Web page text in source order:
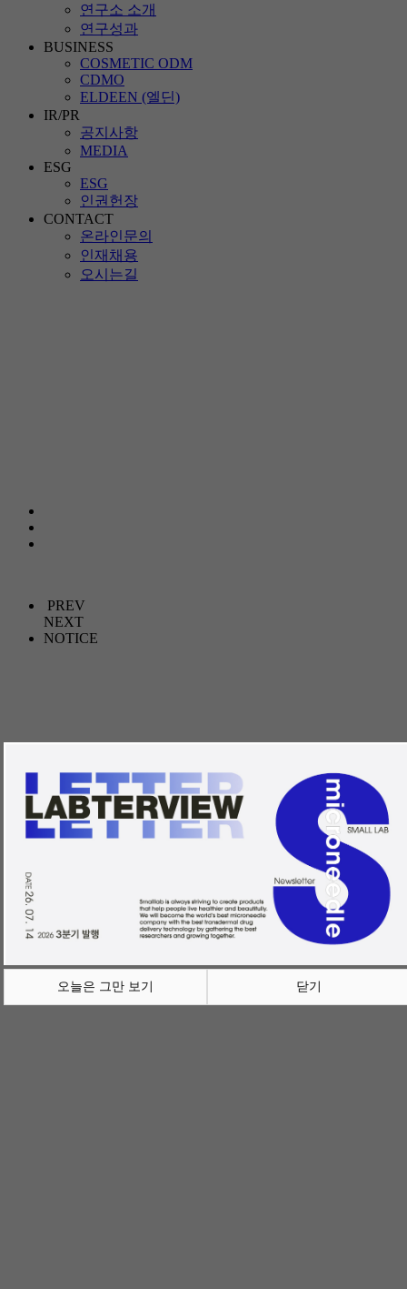
오늘은 그만 보기 닫기
연구소 소개
연구성과
BUSINESS
COSMETIC ODM
CDMO
ELDEEN (엘딘)
IR/PR
공지사항
MEDIA
ESG
ESG
인권헌장
CONTACT
온라인문의
인재채용
오시는길
PREV
NEXT
NOTICE